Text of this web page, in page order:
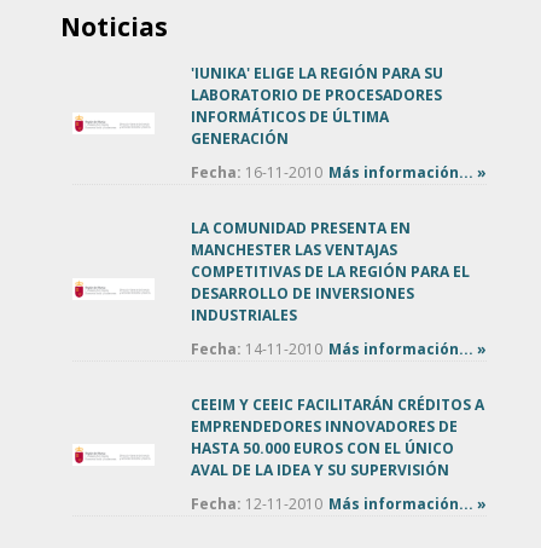
Noticias
'IUNIKA' ELIGE LA REGIÓN PARA SU
LABORATORIO DE PROCESADORES
INFORMÁTICOS DE ÚLTIMA
GENERACIÓN
Fecha: 16-11-2010 Más información... »
LA COMUNIDAD PRESENTA EN
MANCHESTER LAS VENTAJAS
COMPETITIVAS DE LA REGIÓN PARA EL
DESARROLLO DE INVERSIONES
INDUSTRIALES
Fecha: 14-11-2010 Más información... »
CEEIM Y CEEIC FACILITARÁN CRÉDITOS A
EMPRENDEDORES INNOVADORES DE
HASTA 50.000 EUROS CON EL ÚNICO
AVAL DE LA IDEA Y SU SUPERVISIÓN
Fecha: 12-11-2010 Más información... »